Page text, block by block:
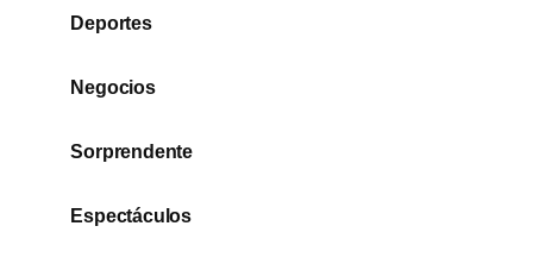
Deportes
Negocios
Sorprendente
Espectáculos